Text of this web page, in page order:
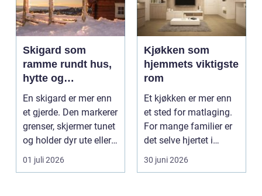
Skigard som
ramme rundt hus,
hytte og
kulturlandskap
En skigard er mer enn
et gjerde. Den markerer
grenser, skjermer tunet
og holder dyr ute eller
inne, ...
01 juli 2026
Kjøkken som
hjemmets viktigste
rom
Et kjøkken er mer enn
et sted for matlaging.
For mange familier er
det selve hjertet i
boligen, romm...
30 juni 2026